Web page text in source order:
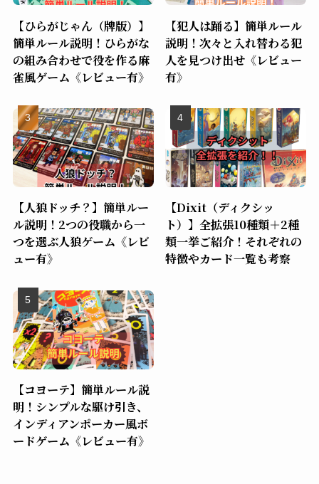
【ひらがじゃん（牌版）】
簡単ルール説明！ひらがな
の組み合わせで役を作る麻
雀風ゲーム《レビュー有》
【犯人は踊る】簡単ルール
説明！次々と入れ替わる犯
人を見つけ出せ《レビュー
有》
【人狼ドッチ？】簡単ルー
ル説明！2つの役職から一
つを選ぶ人狼ゲーム《レビ
ュー有》
【Dixit（ディクシッ
ト）】全拡張10種類＋2種
類一挙ご紹介！それぞれの
特徴やカード一覧も考察
【コヨーテ】簡単ルール説
明！シンプルな駆け引き、
インディアンポーカー風ボ
ードゲーム《レビュー有》